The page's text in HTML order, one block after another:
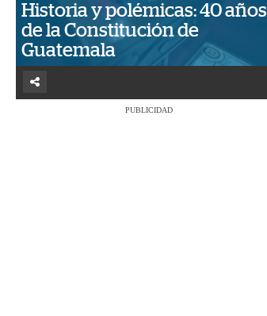
Historia y polémicas: 40 años
de la Constitución de
Guatemala
PUBLICIDAD